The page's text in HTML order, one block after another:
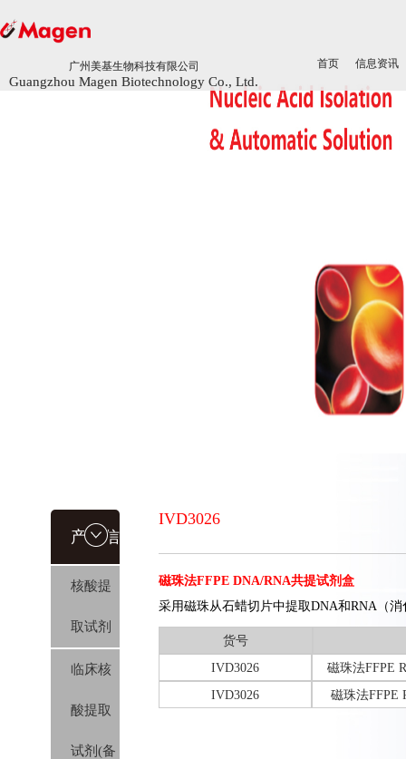
广州美基生物科技有限公司
Guangzhou Magen Biotechnology Co., Ltd.
首页 信息资讯
广州美基生物科技有限公司
Guangzhou Magen Biotechnology Co., Ltd.
首页 信息资讯
产品信
息
核酸提
取试剂
临床核
酸提取
试剂(备
IVD3026
磁珠法FFPE DNA/RNA共提试剂盒
采用磁珠从石蜡切片中提取DNA和RNA（消
货号
IVD3026
磁珠法FFPE
IVD3026
磁珠法FFPE